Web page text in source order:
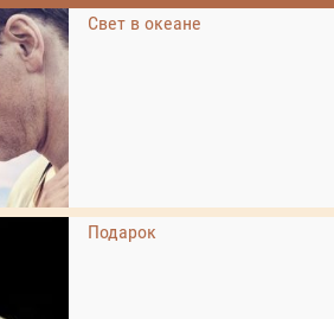
Свет в океане
Подарок